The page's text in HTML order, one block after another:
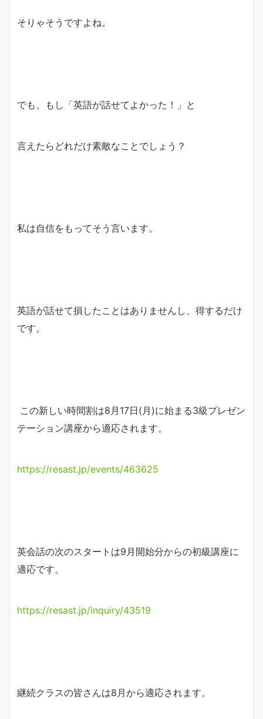
そりゃそうですよね。
でも、もし「英語が話せてよかった！」と
言えたらどれだけ素敵なことでしょう？
私は自信をもってそう言います。
英語が話せて損したことはありませんし、得するだけ
です。
この新しい時間割は8月17日(月)に始まる3級プレゼン
テーション講座から適応されます。
https://resast.jp/events/463625
英会話の次のスタートは9月開始分からの初級講座に
適応です。
https://resast.jp/inquiry/43519
継続クラスの皆さんは8月から適応されます。